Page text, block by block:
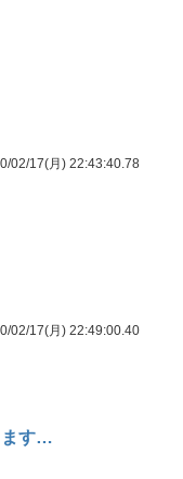
02/17(月) 22:43:40.78
02/17(月) 22:49:00.40
ます…